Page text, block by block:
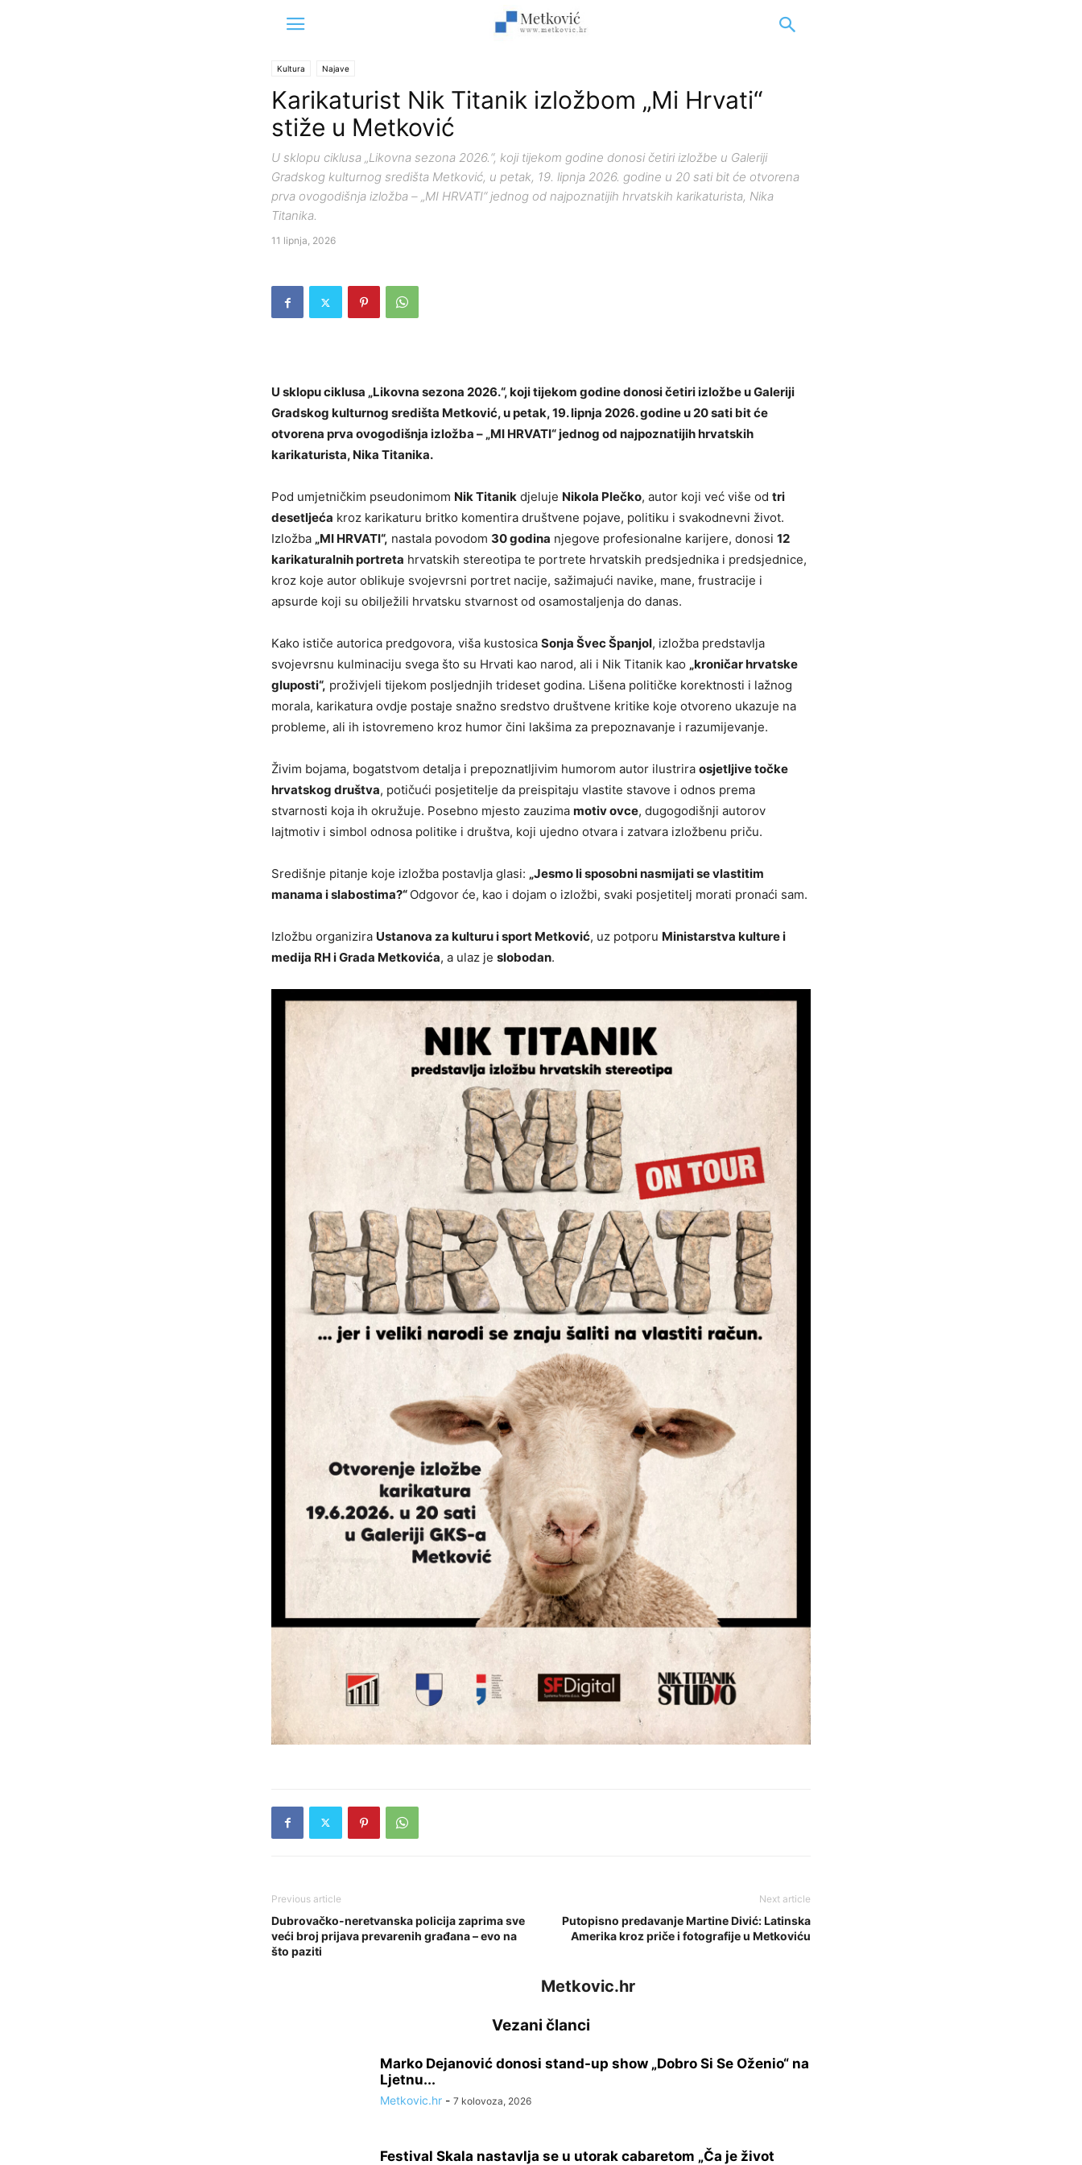
Kultura Najave
Karikaturist Nik Titanik izložbom „Mi Hrvati“
stiže u Metković
U sklopu ciklusa „Likovna sezona 2026.“, koji tijekom godine donosi četiri izložbe u Galeriji
Gradskog kulturnog središta Metković, u petak, 19. lipnja 2026. godine u 20 sati bit će otvorena
prva ovogodišnja izložba – „MI HRVATI“ jednog od najpoznatijih hrvatskih karikaturista, Nika
Titanika.
11 lipnja, 2026
U sklopu ciklusa „Likovna sezona 2026.“, koji tijekom godine donosi četiri izložbe u Galeriji
Gradskog kulturnog središta Metković, u petak, 19. lipnja 2026. godine u 20 sati bit će
otvorena prva ovogodišnja izložba – „MI HRVATI“ jednog od najpoznatijih hrvatskih
karikaturista, Nika Titanika.
Pod umjetničkim pseudonimom Nik Titanik djeluje Nikola Plečko, autor koji već više od tri
desetljeća kroz karikaturu britko komentira društvene pojave, politiku i svakodnevni život.
Izložba „MI HRVATI“, nastala povodom 30 godina njegove profesionalne karijere, donosi 12
karikaturalnih portreta hrvatskih stereotipa te portrete hrvatskih predsjednika i predsjednice,
kroz koje autor oblikuje svojevrsni portret nacije, sažimajući navike, mane, frustracije i
apsurde koji su obilježili hrvatsku stvarnost od osamostaljenja do danas.
Kako ističe autorica predgovora, viša kustosica Sonja Švec Španjol, izložba predstavlja
svojevrsnu kulminaciju svega što su Hrvati kao narod, ali i Nik Titanik kao „kroničar hrvatske
gluposti“, proživjeli tijekom posljednjih trideset godina. Lišena političke korektnosti i lažnog
morala, karikatura ovdje postaje snažno sredstvo društvene kritike koje otvoreno ukazuje na
probleme, ali ih istovremeno kroz humor čini lakšima za prepoznavanje i razumijevanje.
Živim bojama, bogatstvom detalja i prepoznatljivim humorom autor ilustrira osjetljive točke
hrvatskog društva, potičući posjetitelje da preispitaju vlastite stavove i odnos prema
stvarnosti koja ih okružuje. Posebno mjesto zauzima motiv ovce, dugogodišnji autorov
lajtmotiv i simbol odnosa politike i društva, koji ujedno otvara i zatvara izložbenu priču.
Središnje pitanje koje izložba postavlja glasi: „Jesmo li sposobni nasmijati se vlastitim
manama i slabostima?“ Odgovor će, kao i dojam o izložbi, svaki posjetitelj morati pronaći sam.
Izložbu organizira Ustanova za kulturu i sport Metković, uz potporu Ministarstva kulture i
medija RH i Grada Metkovića, a ulaz je slobodan.
Previous article
Dubrovačko-neretvanska policija zaprima sve
veći broj prijava prevarenih građana – evo na
što paziti
Next article
Putopisno predavanje Martine Divić: Latinska
Amerika kroz priče i fotografije u Metkoviću
Metkovic.hr
Vezani članci
Marko Dejanović donosi stand-up show „Dobro Si Se Oženio“ na
Ljetnu...
Metkovic.hr - 7 kolovoza, 2026
Festival Skala nastavlja se u utorak cabaretom „Ča je život